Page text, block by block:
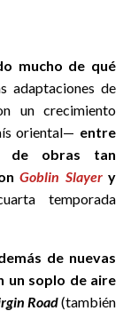
mucho de qué
adaptaciones de
un crecimiento
oriental— entre
de obras tan
Goblin Slayery
temporada
de nuevas
un soplo de aire
Road(también